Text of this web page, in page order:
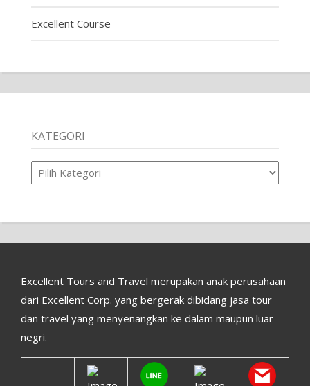
Excellent Course
KATEGORI
Kategori
Excellent Tours and Travel merupakan anak perusahaan
dari Excellent Corp. yang bergerak dibidang jasa tour
dan travel yang menyenangkan ke dalam maupun luar
negri.